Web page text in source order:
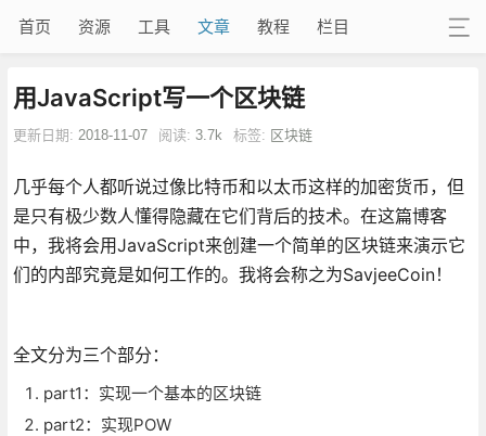
首页 资源 工具 文章 教程 栏目
用JavaScript写一个区块链
更新日期: 2018-11-07 阅读: 3.7k 标签: 区块链
几乎每个人都听说过像比特币和以太币这样的加密货币，但
是只有极少数人懂得隐藏在它们背后的技术。在这篇博客
中，我将会用JavaScript来创建一个简单的区块链来演示它
们的内部究竟是如何工作的。我将会称之为SavjeeCoin！
全文分为三个部分：
part1：实现一个基本的区块链
part2：实现POW